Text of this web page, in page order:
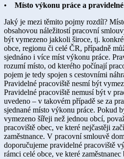
• Místo výkonu práce a
Jaký je mezi těmito pojmy rozdíl?
obsahovou náležitostí pracovní
být vymezeno jakkoli široce, tj.
obce, regionu či celé ČR, případně
sjednáno i více míst výkonu práce.
rozumí místo, od kterého počínají
pojem je tedy spojen s cestovními
Pravidelné pracoviště nesmí být
Pravidelné pracoviště nemusí být v
uvedeno – v takovém případě se za
sjednané místo výkonu práce. Pokud
vymezeno šířeji než jednou obcí,
pracoviště obec, ve které nejčastěji
zaměstnance. V pracovní smlouvě
doporučujeme pravidelné pracoviště
rámci celé obce, ve které